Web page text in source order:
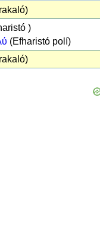
)
(Efharistó polí)